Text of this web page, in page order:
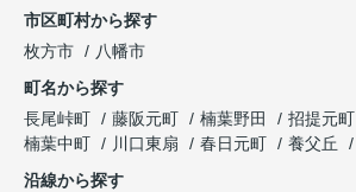
市区町村から探す
枚方市
八幡市
町名から探す
長尾峠町
藤阪元町 楠葉野田 招提元町
楠葉中町
川口東扇 春日元町 養父丘
沿線から探す